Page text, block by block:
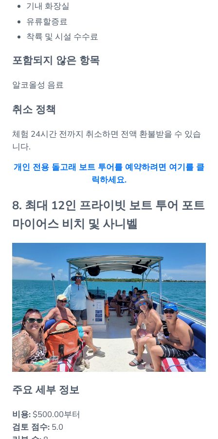
기내 화장실
유류할증료
착륙 및 시설 수수료
포함되지 않은 항목
알코올성 음료
취소 정책
체험 24시간 전까지 취소하면 전액 환불받을 수 있습
니다.
개인 전용 돌고래 보트 투어를 예약하려면 여기를 클
릭하세요.
8. 최대 12인 프라이빗 보트 투어 포트
마이어스 비치 및 사니벨
주요 세부 정보
비용:$500.00부터
검토 점수:5.0